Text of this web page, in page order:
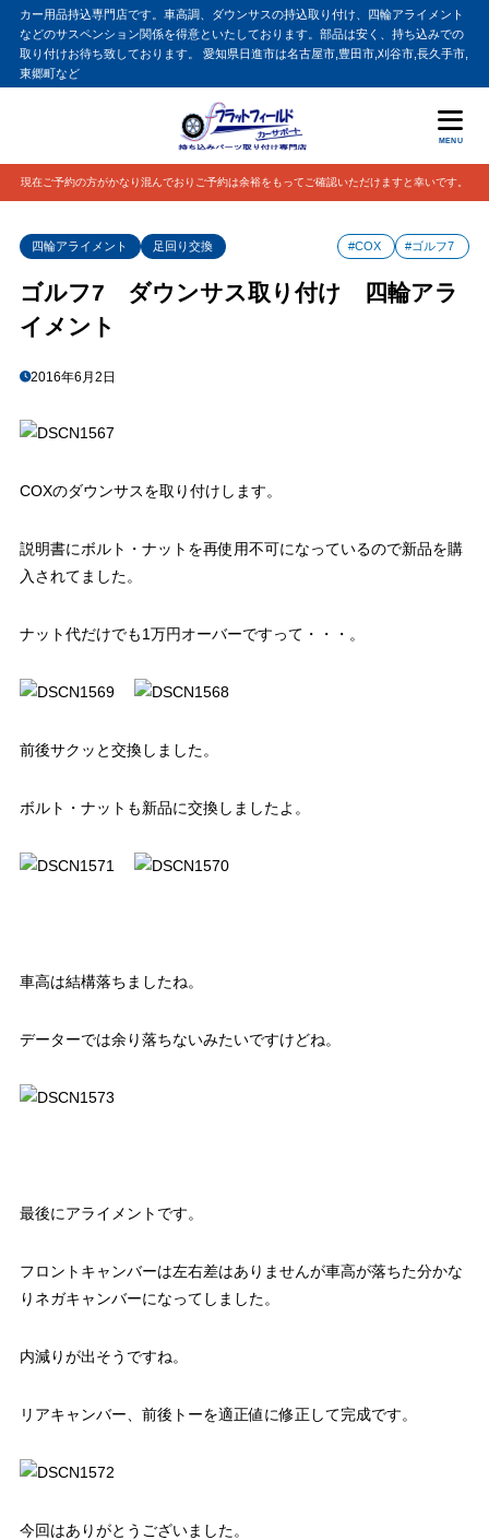
カー用品持込専門店です。車高調、ダウンサスの持込取り付け、四輪アライメント
などのサスペンション関係を得意といたしております。部品は安く、持ち込みでの
取り付けお待ち致しております。 愛知県日進市は名古屋市,豊田市,刈谷市,長久手市,
東郷町など
MENU
現在ご予約の方がかなり混んでおりご予約は余裕をもってご確認いただけますと幸いです。
四輪アライメント 足回り交換 #COX #ゴルフ7
ゴルフ7 ダウンサス取り付け 四輪アラ
イメント
2016年6月2日
COXのダウンサスを取り付けします。
説明書にボルト・ナットを再使用不可になっているので新品を購
入されてました。
ナット代だけでも1万円オーバーですって・・・。
前後サクッと交換しました。
ボルト・ナットも新品に交換しましたよ。
車高は結構落ちましたね。
データーでは余り落ちないみたいですけどね。
最後にアライメントです。
フロントキャンバーは左右差はありませんが車高が落ちた分かな
りネガキャンバーになってしました。
内減りが出そうですね。
リアキャンバー、前後トーを適正値に修正して完成です。
今回はありがとうございました。